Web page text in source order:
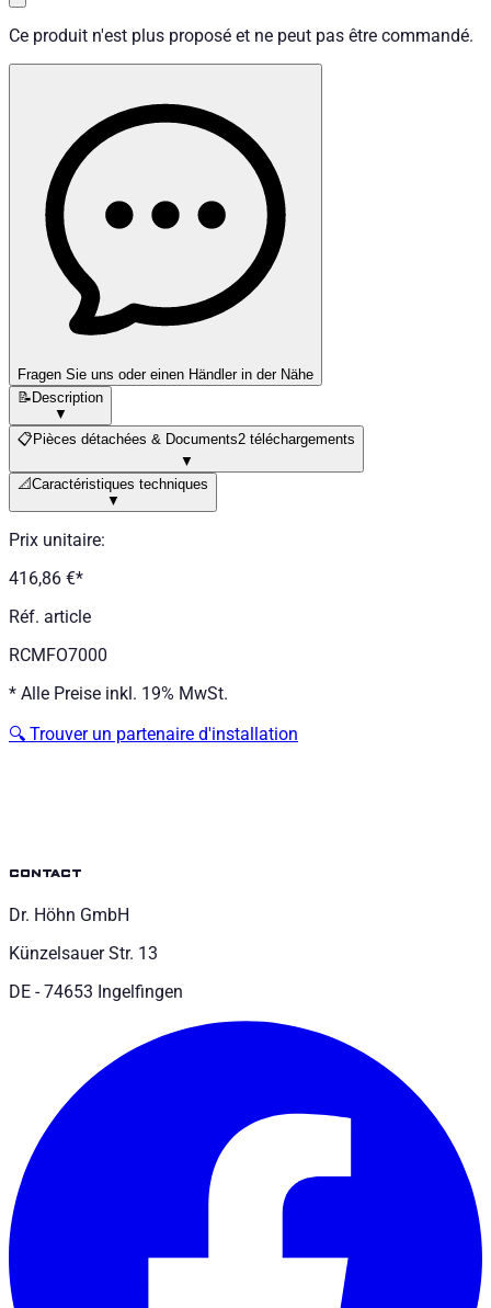
Ce produit n'est plus proposé et ne peut pas être commandé.
Fragen Sie uns oder einen Händler in der Nähe
📝Description
▼
📋Pièces détachées & Documents2 téléchargements
▼
📐Caractéristiques techniques
▼
Prix unitaire:
416,86 €*
Réf. article
RCMFO7000
* Alle Preise inkl. 19% MwSt.
🔍 Trouver un partenaire d'installation
contact
Dr. Höhn GmbH
Künzelsauer Str. 13
DE - 74653 Ingelfingen